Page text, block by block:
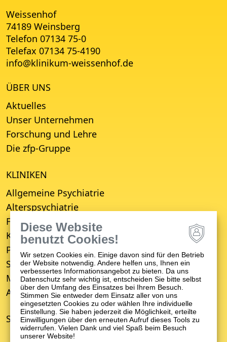
ÜBER UNS
Aktuelles
Unser Unternehmen
Forschung und Lehre
Die zfp-Gruppe
KLINIKEN
Allgemeine Psychiatrie
Alterspsychiatrie
Forensische Psychiatrie
Kinder- und Jugendpsychiatrie
Psychosomatische Medizin
Suchttherapie
Medizinisches Versorgungszentrum (MVZ)
Ambulanter Psychiatrischer Pflegedienst (APP)
STANDORTE
Weissenhof
74189 Weinsberg
Telefon 07134 75-0
Telefax 07134 75-4190
info@klinikum-weissenhof.de
Diese Website
benutzt Cookies!
Wir setzen Cookies ein. Einige davon sind für den Betrieb
der Website notwendig. Andere helfen uns, Ihnen ein
verbessertes Informationsangebot zu bieten. Da uns
Datenschutz sehr wichtig ist, entscheiden Sie bitte selbst
über den Umfang des Einsatzes bei Ihrem Besuch.
Stimmen Sie entweder dem Einsatz aller von uns
eingesetzten Cookies zu oder wählen Ihre individuelle
Einstellung. Sie haben jederzeit die Möglichkeit, erteilte
Einwilligungen über den erneuten Aufruf dieses Tools zu
widerrufen. Vielen Dank und viel Spaß beim Besuch
unserer Website!